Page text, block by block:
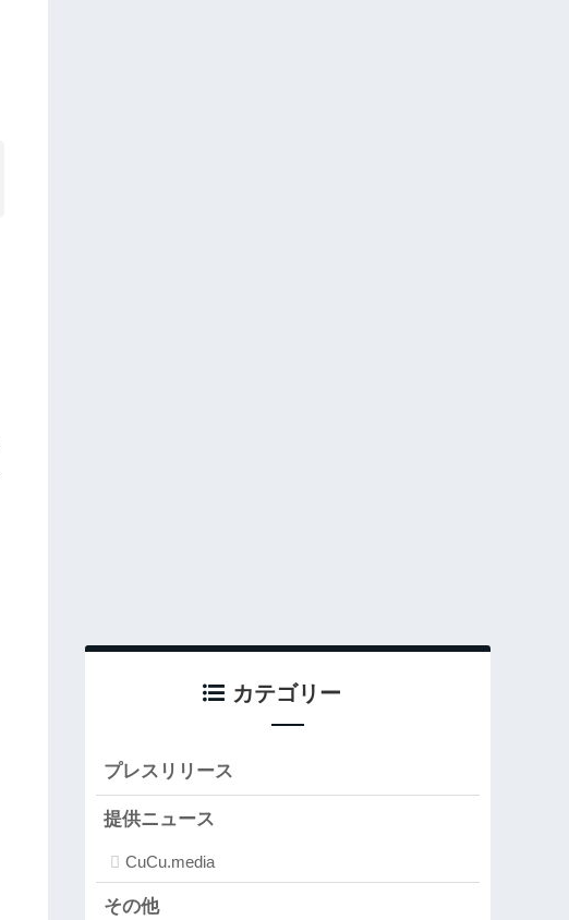
カテゴリー
プレスリリース
提供ニュース
CuCu.media
その他